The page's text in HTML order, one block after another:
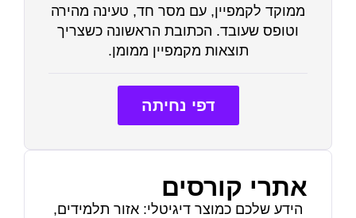
ממוקד לקמפיין, עם מסר חד, טעינה מהירה
וטופס שעובד. הכתובת הראשונה כשצריך
תוצאות מקמפיין ממומן.
דפי נחיתה
אתרי קורסים
הידע שלכם כמוצר דיגיטלי: אזור תלמידים,